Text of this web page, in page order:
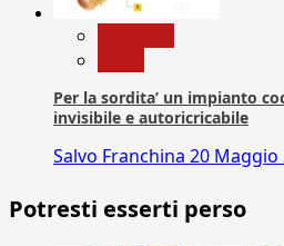
Per la sordita’ un impianto
invisibile e autoricricabile
Salvo Franchina 20 Maggio
Potresti esserti perso